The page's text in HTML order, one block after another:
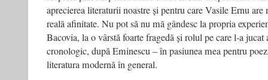
aprecierea literaturii noastre și pentru care Vasile Ernu
reală afinitate. Nu pot să nu mă gândesc la propria
Bacovia, la o vârstă foarte fragedă și rolul pe care l-a jucat
cronologic, după Eminescu – în pasiunea mea pentru
literatura modernă în general.